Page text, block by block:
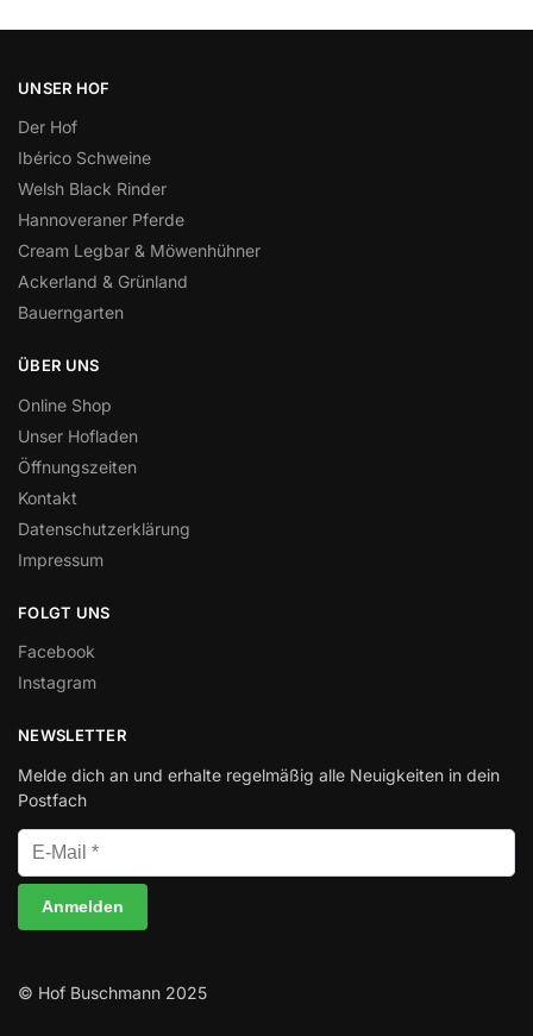
UNSER HOF
Der Hof
Ibérico Schweine
Welsh Black Rinder
Hannoveraner Pferde
Cream Legbar & Möwenhühner
Ackerland & Grünland
Bauerngarten
ÜBER UNS
Online Shop
Unser Hofladen
Öffnungszeiten
Kontakt
Datenschutzerklärung
Impressum
FOLGT UNS
Facebook
Instagram
NEWSLETTER
Melde dich an und erhalte regelmäßig alle Neuigkeiten in dein
Postfach
© Hof Buschmann 2025